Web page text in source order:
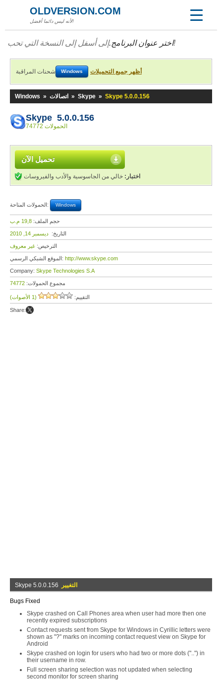
OLDVERSION.COM
لأنه ليس دائما أفضل!
اختر عنوان البرنامج.إلى أسفل إلى النسخة التي تحب!
شحنات المراقبة Windows أظهر جميع التحميلات
Windows » اتصالات » Skype » Skype 5.0.0.156
Skype 5.0.0.156
74772 الحمولات
تحميل الآن
اختبار: خالي من الجاسوسية والأدب والفيروسات
الحمولات المتاحة: Windows
حجم الملف: 19,8 م.ب
التاريخ: ديسمبر 14, 2010
الترخيص: غير معروف
الموقع الشبكي الرسمي: http://www.skype.com
Company: Skype Technologies S.A
مجموع الحمولات: 74772
التقييم: (1 الأصوات)
Share:
Skype 5.0.0.156 التغيير
Bugs Fixed
Skype crashed on Call Phones area when user had more then one
recently expired subscriptions
Contact requests sent from Skype for Windows in Cyrillic letters were
shown as "?" marks on incoming contact request view on Skype for
Android
Skype crashed on login for users who had two or more dots ("..") in
their username in row.
Full screen sharing selection was not updated when selecting
second monitor for screen sharing